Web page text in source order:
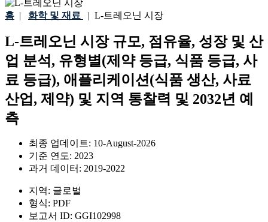
홈 | 화학 및 재료 | L-트레오닌 시장
L-트레오닌 시장 규모, 점유율, 성장 및 산
업 분석, 유형별(제약 등급, 식품 등급, 사
료 등급), 애플리케이션(식품 생산, 사료
산업, 제약) 및 지역 통찰력 및 2032년 예
측
최종 업데이트: 10-August-2026
기준 연도: 2023
과거 데이터: 2019-2022
지역: 글로벌
형식: PDF
보고서 ID: GGI102998